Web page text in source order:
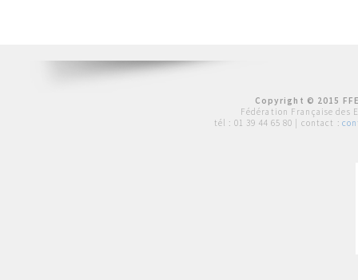
Copyright © 2015
Fédération Française des
tél : 01 39 44 65 80 | contact :